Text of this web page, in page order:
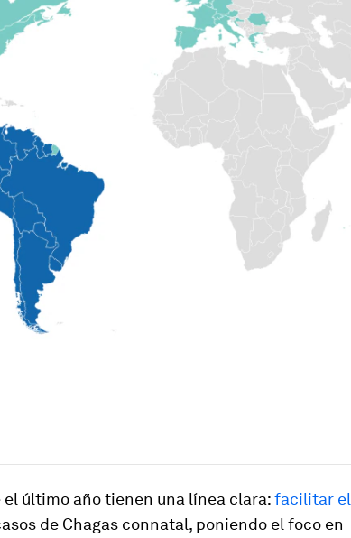
último año tienen una línea clara:facilitar el
de Chagas connatal, poniendo el foco en